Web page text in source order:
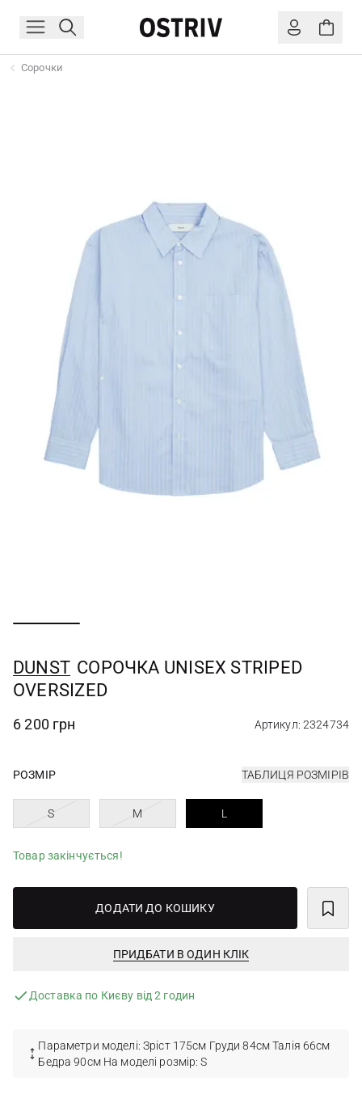
Сорочки
DUNST СОРОЧКА UNISEX STRIPED
OVERSIZED
6 200 грн Артикул: 2324734
РОЗМІР ТАБЛИЦЯ РОЗМІРІВ
S M L
Товар закінчується!
ДОДАТИ ДО КОШИКУ
ПРИДБАТИ В ОДИН КЛІК
Доставка по Києву від 2 годин
Параметри моделі: Зріст 175см Груди 84см Талія 66см
Бедра 90см На моделі розмір: S